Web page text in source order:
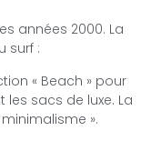
années 2000. La
surf :
« Beach » pour
sacs de luxe. La
».